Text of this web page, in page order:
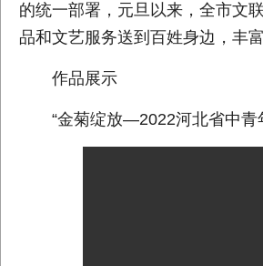
的统一部署，元旦以来，全市文
品和文艺服务送到百姓身边，丰
作品展示
“金菊绽放—2022河北省中青